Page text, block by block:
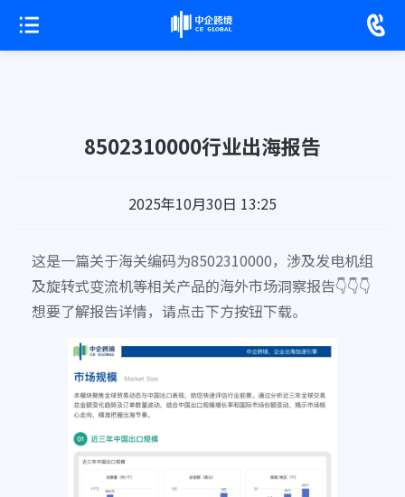
8502310000行业出海报告
2025年10月30日 13:25
这是一篇关于海关编码为8502310000，涉及发电机组
及旋转式变流机等相关产品的海外市场洞察报告👇👇👇
想要了解报告详情，请点击下方按钮下载。